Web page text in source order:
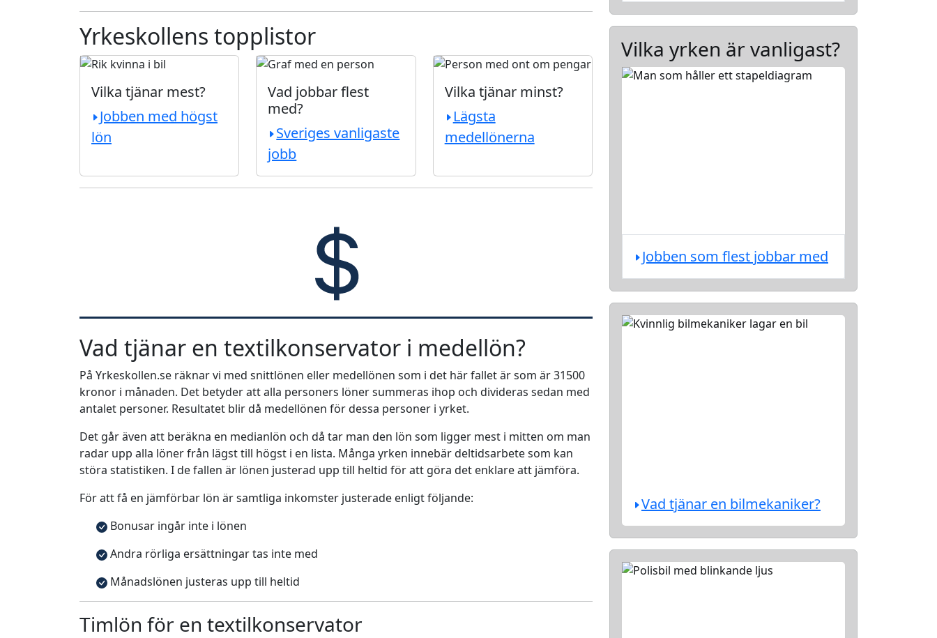
Yrkeskollens topplistor
Vilka tjänar mest?
Jobben med högst
lön
Vad jobbar flest
med?
Sveriges vanligaste
jobb
Vilka tjänar minst?
Lägsta
medellönerna
Vad tjänar en textilkonservator i medellön?
På Yrkeskollen.se räknar vi med snittlönen eller medellönen som i det här fallet är som är 31500
kronor i månaden. Det betyder att alla personers löner summeras ihop och divideras sedan med
antalet personer. Resultatet blir då medellönen för dessa personer i yrket.
Det går även att beräkna en medianlön och då tar man den lön som ligger mest i mitten om man
radar upp alla löner från lägst till högst i en lista. Många yrken innebär deltidsarbete som kan
störa statistiken. I de fallen är lönen justerad upp till heltid för att göra det enklare att jämföra.
För att få en jämförbar lön är samtliga inkomster justerade enligt följande:
Bonusar ingår inte i lönen
Andra rörliga ersättningar tas inte med
Månadslönen justeras upp till heltid
Timlön för en textilkonservator
Vilka yrken är vanligast?
Jobben som flest jobbar med
Vad tjänar en bilmekaniker?